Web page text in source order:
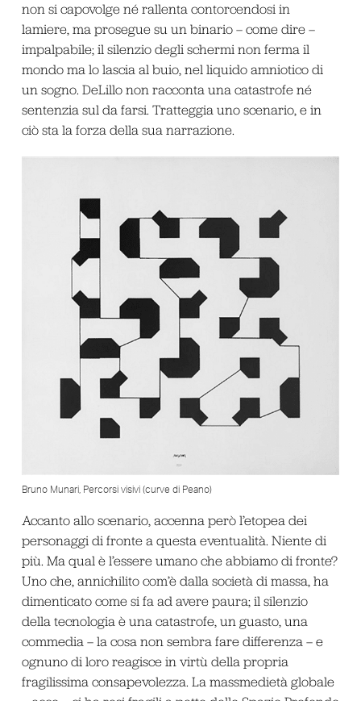
non si capovolge né rallenta contorcendosi in
lamiere, ma prosegue su un binario – come dire –
impalpabile; il silenzio degli schermi non ferma il
mondo ma lo lascia al buio, nel liquido amniotico di
un sogno. DeLillo non racconta una catastrofe né
sentenzia sul da farsi. Tratteggia uno scenario, e in
ciò sta la forza della sua narrazione.
Bruno Munari, Percorsi visivi (curve di Peano)
Accanto allo scenario, accenna però l’etopea dei
personaggi di fronte a questa eventualità. Niente di
più. Ma qual è l’essere umano che abbiamo di fronte?
Uno che, annichilito com’è dalla società di massa, ha
dimenticato come si fa ad avere paura; il silenzio
della tecnologia è una catastrofe, un guasto, una
commedia – la cosa non sembra fare differenza – e
ognuno di loro reagisce in virtù della propria
fragilissima consapevolezza. La massmedietà globale